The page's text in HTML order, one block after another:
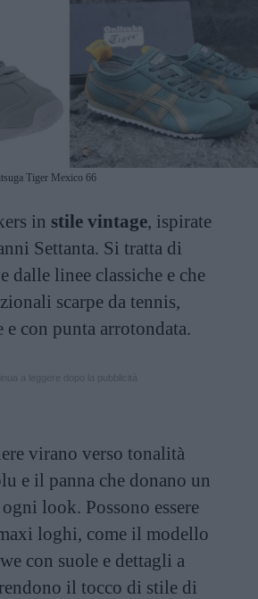
Tiger Mexico 66
in stile vintage, ispirate
Settanta. Si tratta di
dalle linee classiche e che
scarpe da tennis,
e con punta arrotondata.
virano verso tonalità
e il panna che donano un
look. Possono essere
loghi, come il modello
con suole e dettagli a
il tocco di stile di